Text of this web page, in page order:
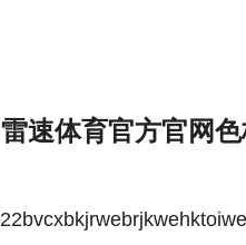
速体育官方官网